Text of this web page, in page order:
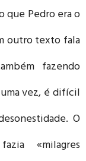
que Pedro era o
outro texto fala
fazendo
vez, é difícil
O
«milagres